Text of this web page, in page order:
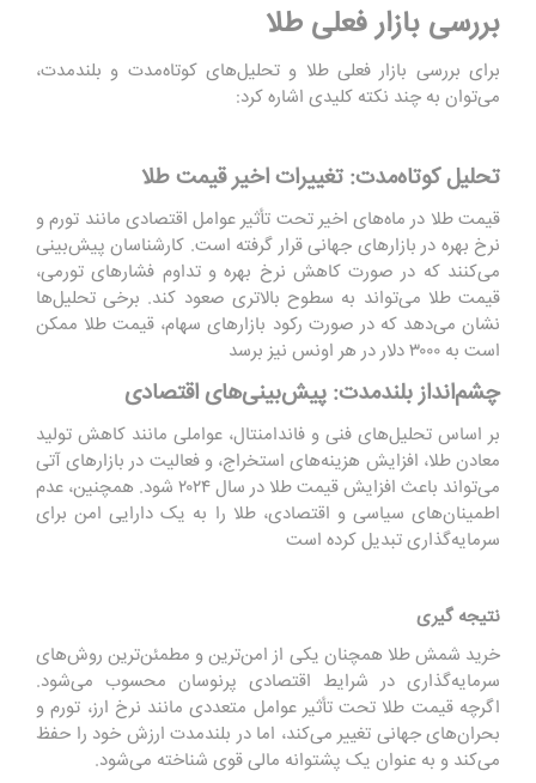
بررسی بازار فعلی طلا
برای بررسی بازار فعلی طلا و تحلیل‌های کوتاه‌مدت و بلندمدت،
می‌توان به چند نکته کلیدی اشاره کرد:
تحلیل کوتاه‌مدت: تغییرات اخیر قیمت طلا
قیمت طلا در ماه‌های اخیر تحت تأثیر عوامل اقتصادی مانند تورم و
نرخ بهره در بازارهای جهانی قرار گرفته است. کارشناسان پیش‌بینی
می‌کنند که در صورت کاهش نرخ بهره و تداوم فشارهای تورمی،
قیمت طلا می‌تواند به سطوح بالاتری صعود کند. برخی تحلیل‌ها
نشان می‌دهد که در صورت رکود بازارهای سهام، قیمت طلا ممکن
است به ۳۰۰۰ دلار در هر اونس نیز برسد​
چشم‌انداز بلندمدت: پیش‌بینی‌های اقتصادی
بر اساس تحلیل‌های فنی و فاندامنتال، عواملی مانند کاهش تولید
معادن طلا، افزایش هزینه‌های استخراج، و فعالیت در بازارهای آتی
می‌تواند باعث افزایش قیمت طلا در سال ۲۰۲۴ شود. همچنین، عدم
اطمینان‌های سیاسی و اقتصادی، طلا را به یک دارایی امن برای
سرمایه‌گذاری تبدیل کرده است
نتیجه گیری
خرید شمش طلا همچنان یکی از امن‌ترین و مطمئن‌ترین روش‌های
سرمایه‌گذاری در شرایط اقتصادی پرنوسان محسوب می‌شود.
اگرچه قیمت طلا تحت تأثیر عوامل متعددی مانند نرخ ارز، تورم و
بحران‌های جهانی تغییر می‌کند، اما در بلندمدت ارزش خود را حفظ
می‌کند و به عنوان یک پشتوانه مالی قوی شناخته می‌شود.